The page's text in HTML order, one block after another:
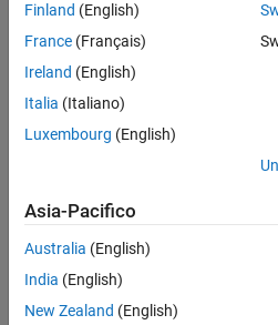
Finland (English)
France (Français)
Ireland (English)
Italia (Italiano)
Luxembourg (English)
Asia-Pacifico
Australia (English)
India (English)
New Zealand (English)